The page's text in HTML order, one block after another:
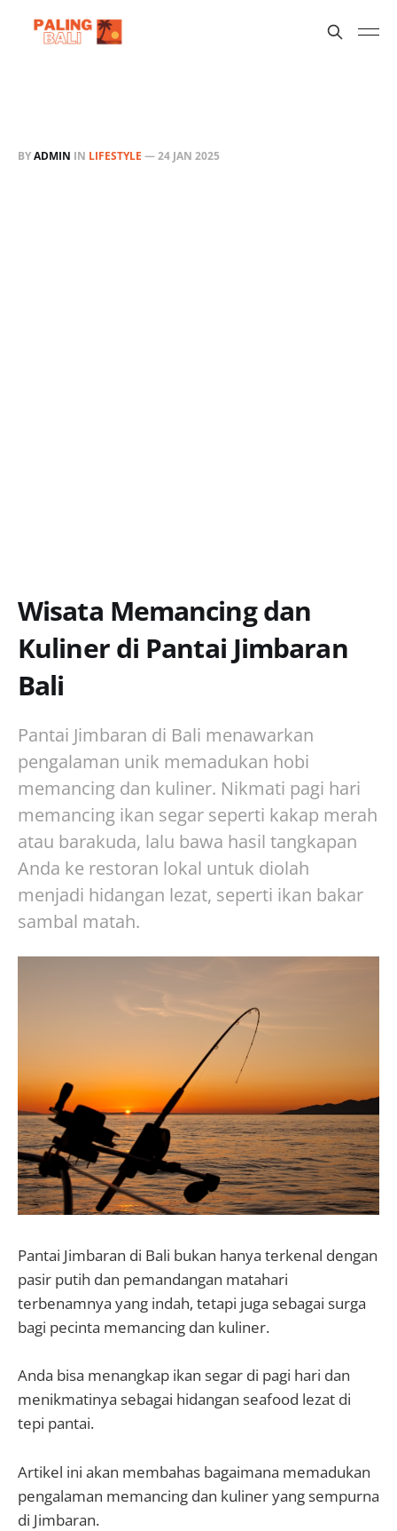
BYADMIN IN LIFESTYLE —24 JAN 2025
Wisata Memancing dan
Kuliner di Pantai Jimbaran
Bali
Pantai Jimbaran di Bali menawarkan
pengalaman unik memadukan hobi
memancing dan kuliner. Nikmati pagi hari
memancing ikan segar seperti kakap merah
atau barakuda, lalu bawa hasil tangkapan
Anda ke restoran lokal untuk diolah
menjadi hidangan lezat, seperti ikan bakar
sambal matah.
Pantai Jimbaran di Bali bukan hanya terkenal dengan
pasir putih dan pemandangan matahari
terbenamnya yang indah, tetapi juga sebagai surga
bagi pecinta memancing dan kuliner.
Anda bisa menangkap ikan segar di pagi hari dan
menikmatinya sebagai hidangan seafood lezat di
tepi pantai.
Artikel ini akan membahas bagaimana memadukan
pengalaman memancing dan kuliner yang sempurna
di Jimbaran.